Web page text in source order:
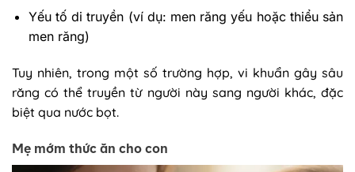
Yếu tố di truyền (ví dụ: men răng yếu hoặc thiểu sản
men răng)
Tuy nhiên, trong một số trường hợp, vi khuẩn gây sâu
răng có thể truyền từ người này sang người khác, đặc
biệt qua nước bọt.
Mẹ mớm thức ăn cho con